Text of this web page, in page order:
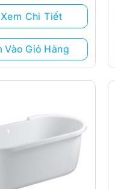
₫.
₫.
Xem Chi Tiết
Vào Giỏ Hàng